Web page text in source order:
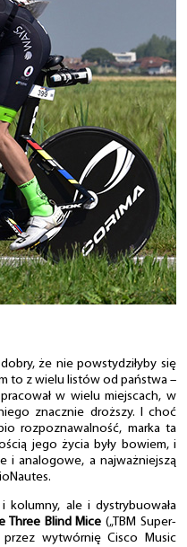
że nie powstydziłyby się
to z wielu listów od państwa –
w wielu miejscach, w
znacznie droższy. I choć
rozpoznawalność, marka ta
jego życia były bowiem, i
i analogowe, a najważniejszą
kolumny, ale i dystrybuowała
Three Blind Mice („TBM Super-
wytwórnię Cisco Music